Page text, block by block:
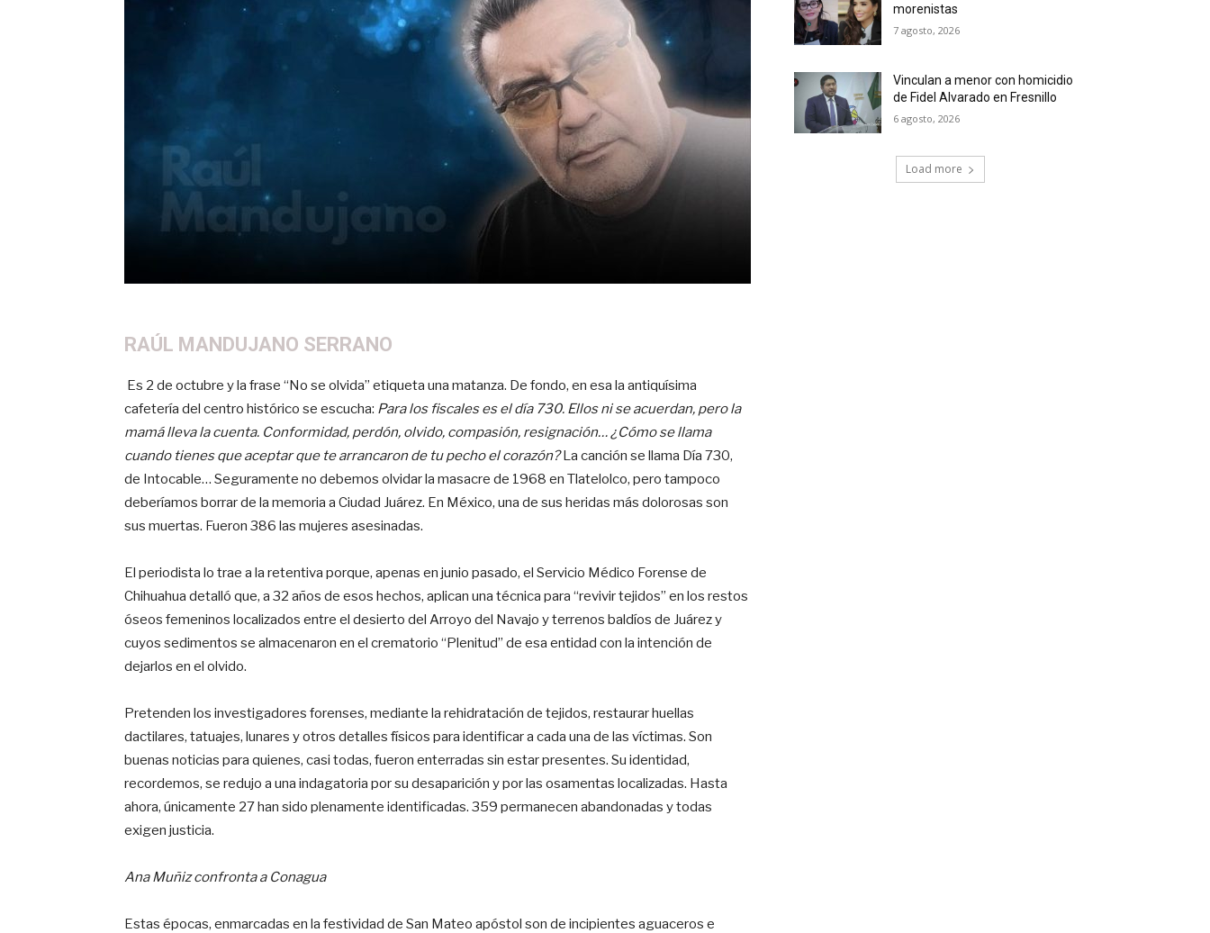
RAÚL MANDUJANO SERRANO
Es 2 de octubre y la frase “No se olvida” etiqueta una matanza. De fondo, en esa la antiquísima
cafetería del centro histórico se escucha: Para los fiscales es el día 730. Ellos ni se acuerdan, pero la
mamá lleva la cuenta. Conformidad, perdón, olvido, compasión, resignación… ¿Cómo se llama
cuando tienes que aceptar que te arrancaron de tu pecho el corazón?La canción se llama Día 730,
de Intocable… Seguramente no debemos olvidar la masacre de 1968 en Tlatelolco, pero tampoco
deberíamos borrar de la memoria a Ciudad Juárez. En México, una de sus heridas más dolorosas son
sus muertas. Fueron 386 las mujeres asesinadas.
El periodista lo trae a la retentiva porque, apenas en junio pasado, el Servicio Médico Forense de
Chihuahua detalló que, a 32 años de esos hechos, aplican una técnica para “revivir tejidos” en los restos
óseos femeninos localizados entre el desierto del Arroyo del Navajo y terrenos baldíos de Juárez y
cuyos sedimentos se almacenaron en el crematorio “Plenitud” de esa entidad con la intención de
dejarlos en el olvido.
Pretenden los investigadores forenses, mediante la rehidratación de tejidos, restaurar huellas
dactilares, tatuajes, lunares y otros detalles físicos para identificar a cada una de las víctimas. Son
buenas noticias para quienes, casi todas, fueron enterradas sin estar presentes. Su identidad,
recordemos, se redujo a una indagatoria por su desaparición y por las osamentas localizadas. Hasta
ahora, únicamente 27 han sido plenamente identificadas. 359 permanecen abandonadas y todas
exigen justicia.
Ana Muñiz confronta a Conagua
Estas épocas, enmarcadas en la festividad de San Mateo apóstol son de incipientes aguaceros e
morenistas
7 agosto, 2026
Vinculan a menor con homicidio
de Fidel Alvarado en Fresnillo
6 agosto, 2026
Load more